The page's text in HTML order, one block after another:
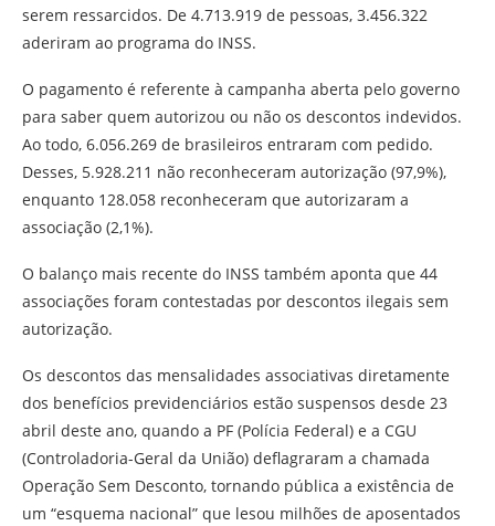
serem ressarcidos. De 4.713.919 de pessoas, 3.456.322
aderiram ao programa do INSS.
O pagamento é referente à campanha aberta pelo governo
para saber quem autorizou ou não os descontos indevidos.
Ao todo, 6.056.269 de brasileiros entraram com pedido.
Desses, 5.928.211 não reconheceram autorização (97,9%),
enquanto 128.058 reconheceram que autorizaram a
associação (2,1%).
O balanço mais recente do INSS também aponta que 44
associações foram contestadas por descontos ilegais sem
autorização.
Os descontos das mensalidades associativas diretamente
dos benefícios previdenciários estão suspensos desde 23
abril deste ano, quando a PF (Polícia Federal) e a CGU
(Controladoria-Geral da União) deflagraram a chamada
Operação Sem Desconto, tornando pública a existência de
um “esquema nacional” que lesou milhões de aposentados